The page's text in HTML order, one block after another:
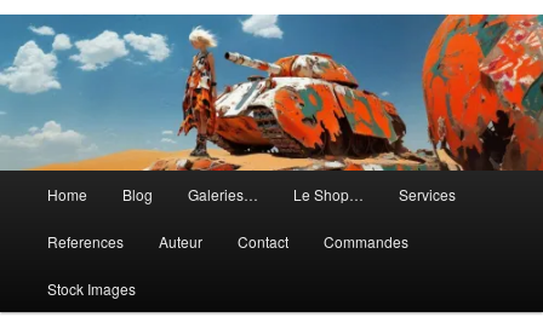
principal
Home Blog Galeries… Le Shop… Services
References Auteur Contact Commandes
Stock Images